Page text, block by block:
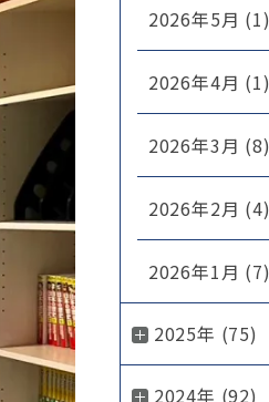
2026年5月 (1)
2026年4月 (1)
2026年3月 (8)
2026年2月 (4)
2026年1月 (7)
2025年 (75)
2024年 (92)